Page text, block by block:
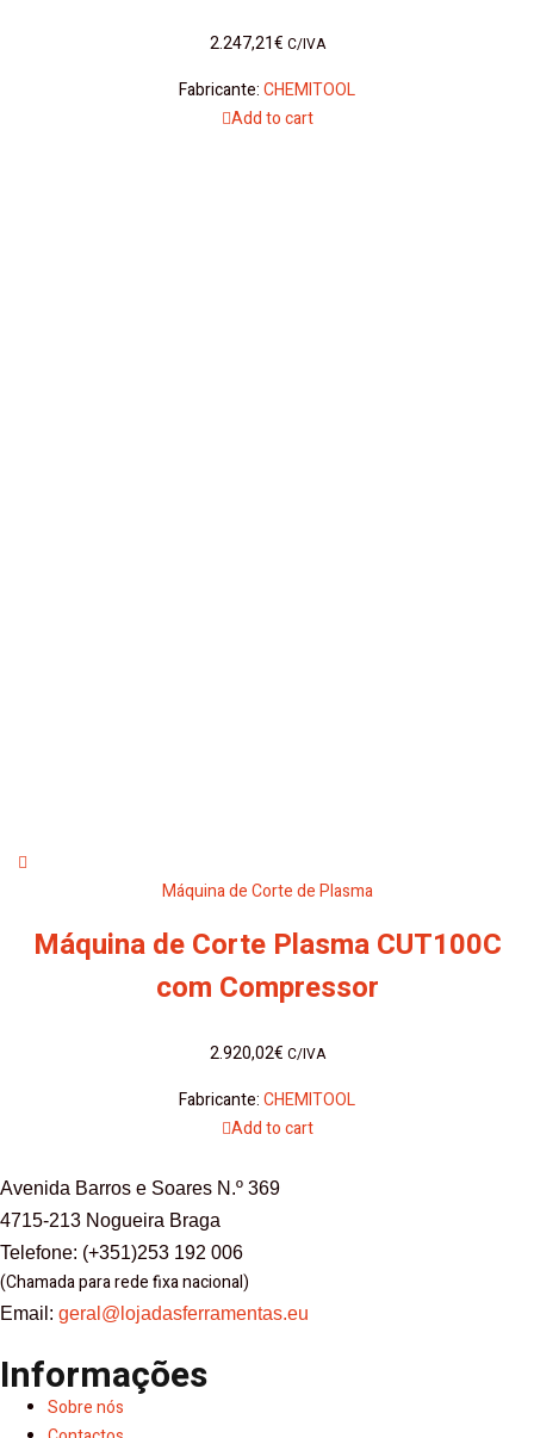
2.247,21€ C/IVA
Fabricante:CHEMITOOL
Add to cart
Máquina de Corte de Plasma
Máquina de Corte Plasma CUT100C
com Compressor
2.920,02€ C/IVA
Fabricante:CHEMITOOL
Add to cart
Avenida Barros e Soares N.º 369
4715-213 Nogueira Braga
Telefone: (+351)253 192 006
(Chamada para rede fixa nacional)
Email: geral@lojadasferramentas.eu
Informações
Sobre nós